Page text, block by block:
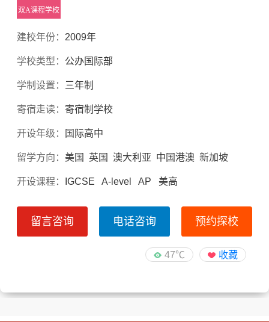
双A课程学校
建校年份： 2009年
学校类型： 公办国际部
学制设置： 三年制
寄宿走读： 寄宿制学校
开设年级： 国际高中
留学方向： 美国 英国 澳大利亚 中国港澳 新加坡
开设课程： IGCSE A-level AP 美高
留言咨询 电话咨询 预约探校
47℃ 收藏